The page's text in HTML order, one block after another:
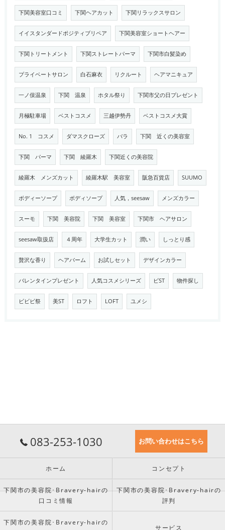
下関美容室口コミ 下関ヘアカット 下関リラックスサロン
イイスタンダードポジティブリペア 下関美容室ショートヘアー
下関トリートメント 下関ストレートパーマ 下関市白髪染め
プライベートサロン 白石麻衣 リクルート ヘアマニキュア
一ノ俣温泉 下関 温泉 ホタル祭り 下関市父の日プレゼント
月極駐車場 ベストコスメ 三越伊勢丹 ベストコスメ大賞
No. 1 コスメ ダマスクローズ バラ 下関 近くの美容室
下関 パーマ 下関 綾羅木 下関近くの美容院
綾羅木 メンズカット 綾羅木駅 美容室 阪急百貨店 SUUMO
ボディーソープ ボディソープ 人気，seesaw メンズカラー
スーモ 下関 美容院 下関 美容室 下関市 ヘアサロン
seesaw取扱店 ４周年 大学生カット 潤い しっとり感
贅沢な香り ヘアバーム お試しセット デザインカラー
バレンタインプレゼント 人気コスメシリーズ ビST 物件探し
ビビビ祭 美ST ロフト LOFT ユメシ
083-253-1030 お問い合わせはこちら
ホーム コンセプト
下関市の美容院･Bravery-hairの
口コミ情報
下関市の美容院･Bravery-hairの
評判
下関市の美容院･Bravery-hairの
サービス